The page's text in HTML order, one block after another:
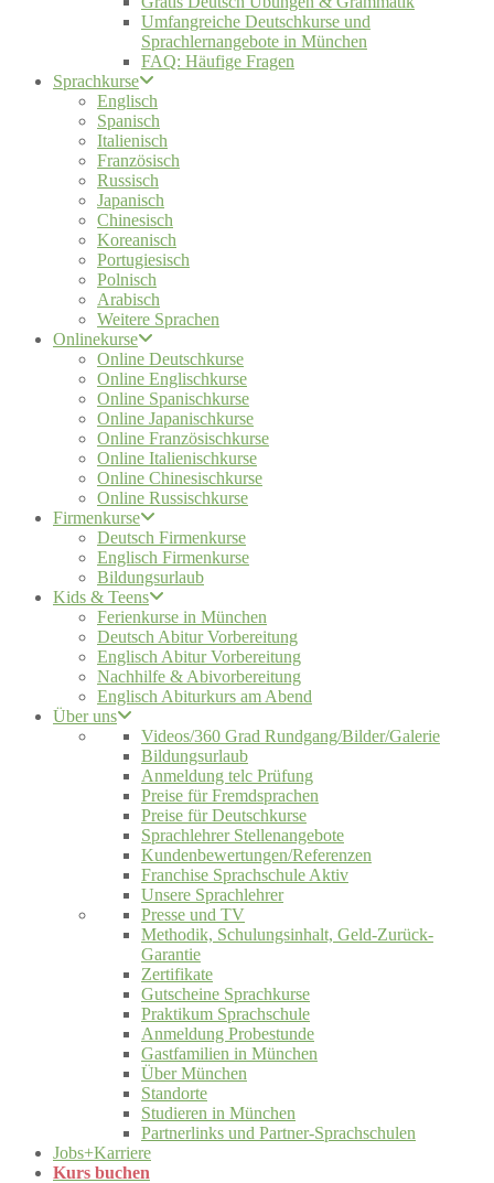
Umfangreiche Deutschkurse und
Sprachlernangebote in München
FAQ: Häufige Fragen
Sprachkurse
Englisch
Spanisch
Italienisch
Französisch
Russisch
Japanisch
Chinesisch
Koreanisch
Portugiesisch
Polnisch
Arabisch
Weitere Sprachen
Onlinekurse
Online Deutschkurse
Online Englischkurse
Online Spanischkurse
Online Japanischkurse
Online Französischkurse
Online Italienischkurse
Online Chinesischkurse
Online Russischkurse
Firmenkurse
Deutsch Firmenkurse
Englisch Firmenkurse
Bildungsurlaub
Kids & Teens
Ferienkurse in München
Deutsch Abitur Vorbereitung
Englisch Abitur Vorbereitung
Nachhilfe & Abivorbereitung
Englisch Abiturkurs am Abend
Über uns
Videos/360 Grad Rundgang/Bilder/Galerie
Bildungsurlaub
Anmeldung telc Prüfung
Preise für Fremdsprachen
Preise für Deutschkurse
Sprachlehrer Stellenangebote
Kundenbewertungen/Referenzen
Franchise Sprachschule Aktiv
Unsere Sprachlehrer
Presse und TV
Methodik, Schulungsinhalt, Geld-Zurück-
Garantie
Zertifikate
Gutscheine Sprachkurse
Praktikum Sprachschule
Anmeldung Probestunde
Gastfamilien in München
Über München
Standorte
Studieren in München
Partnerlinks und Partner-Sprachschulen
Jobs+Karriere
Kurs buchen